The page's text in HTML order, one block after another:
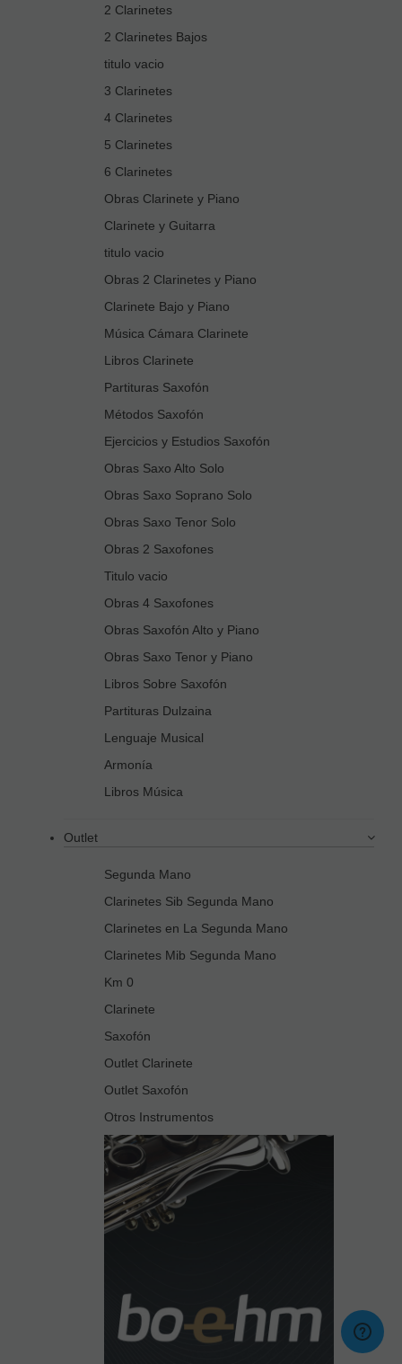
2 Clarinetes
2 Clarinetes Bajos
titulo vacio
3 Clarinetes
4 Clarinetes
5 Clarinetes
6 Clarinetes
Obras Clarinete y Piano
Clarinete y Guitarra
titulo vacio
Obras 2 Clarinetes y Piano
Clarinete Bajo y Piano
Música Cámara Clarinete
Libros Clarinete
Partituras Saxofón
Métodos Saxofón
Ejercicios y Estudios Saxofón
Obras Saxo Alto Solo
Obras Saxo Soprano Solo
Obras Saxo Tenor Solo
Obras 2 Saxofones
Titulo vacio
Obras 4 Saxofones
Obras Saxofón Alto y Piano
Obras Saxo Tenor y Piano
Libros Sobre Saxofón
Partituras Dulzaina
Lenguaje Musical
Armonía
Libros Música
Outlet
Segunda Mano
Clarinetes Sib Segunda Mano
Clarinetes en La Segunda Mano
Clarinetes Mib Segunda Mano
Km 0
Clarinete
Saxofón
Outlet Clarinete
Outlet Saxofón
Otros Instrumentos